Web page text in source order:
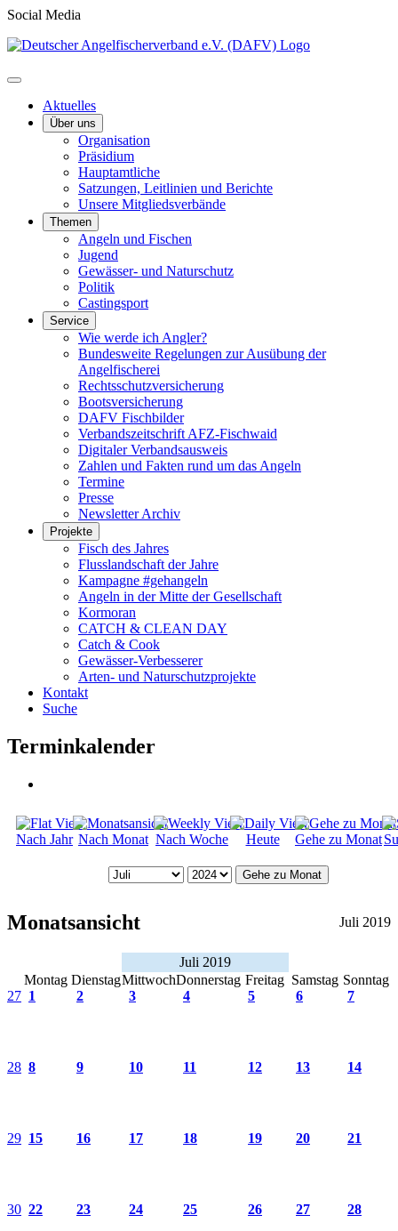
Social Media
Aktuelles
Über uns
Organisation
Präsidium
Hauptamtliche
Satzungen, Leitlinien und Berichte
Unsere Mitgliedsverbände
Themen
Angeln und Fischen
Jugend
Gewässer- und Naturschutz
Politik
Castingsport
Service
Wie werde ich Angler?
Bundesweite Regelungen zur Ausübung der
Angelfischerei
Rechtsschutzversicherung
Bootsversicherung
DAFV Fischbilder
Verbandszeitschrift AFZ-Fischwaid
Digitaler Verbandsausweis
Zahlen und Fakten rund um das Angeln
Termine
Presse
Newsletter Archiv
Projekte
Fisch des Jahres
Flusslandschaft der Jahre
Kampagne #gehangeln
Angeln in der Mitte der Gesellschaft
Kormoran
CATCH & CLEAN DAY
Catch & Cook
Gewässer-Verbesserer
Arten- und Naturschutzprojekte
Kontakt
Suche
Terminkalender
Nach Jahr Nach Monat Nach Woche Heute Gehe zu Monat
Gehe zu Monat
Monatsansicht Juli 2019
Juli 2019
Montag DienstagMittwochDonnerstag Freitag Samstag Sonntag
27 1 2 3 4 5 6 7
28 8 9 10 11 12 13 14
29 15 16 17 18 19 20 21
30 22 23 24 25 26 27 28